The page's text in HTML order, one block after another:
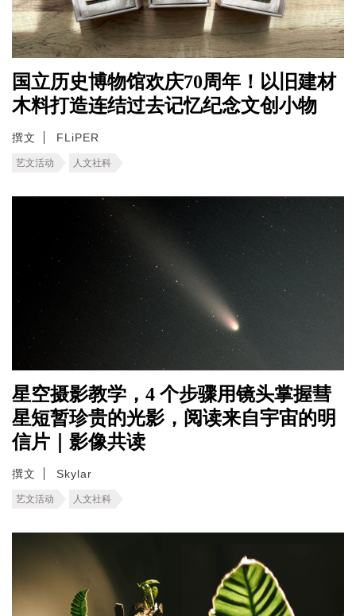
国立历史博物馆欢庆70周年！以旧建材
木料打造连结过去记忆纪念文创小物
撰文 FLiPER
艺文活动 人文社科
星空摄影教学，4 个步骤用镜头掌握彗
星短暂珍贵的光影，阅读来自宇宙的明
信片｜影像共读
撰文 Skylar
艺文活动 人文社科